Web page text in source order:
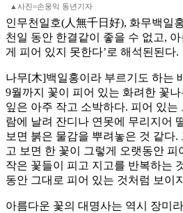
▲사진=손웅익 동년기자
인무천일호(人無千日好), 화무백일
천일 동안 한결같이 좋을 수 없고,
게 피어 있지 못한다’로 해석된된다.
나무[木]백일홍이라 부르기도 하는
9월까지 꽃이 피어 있는 화려한 꽃
잎은 아주 작고 소박하다. 피어 있
람에 날려 잔디나 연못에 무리지어
보면 붉은 물감을 뿌려놓은 것 같다
고 보면 한 꽃이 그렇게 오랫동안 피
작은 꽃들이 피고 지고를 반복하는
동안 그대로 피어 있는 것처럼 보이
아름다운 꽃의 대명사는 역시 장미